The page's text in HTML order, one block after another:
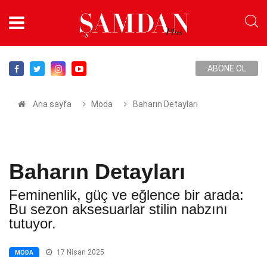
ABONE OL
Ana sayfa Moda Baharın Detayları
Baharın Detayları
Feminenlik, güç ve eğlence bir arada:
Bu sezon aksesuarlar stilin nabzını
tutuyor.
MODA 17 Nisan 2025